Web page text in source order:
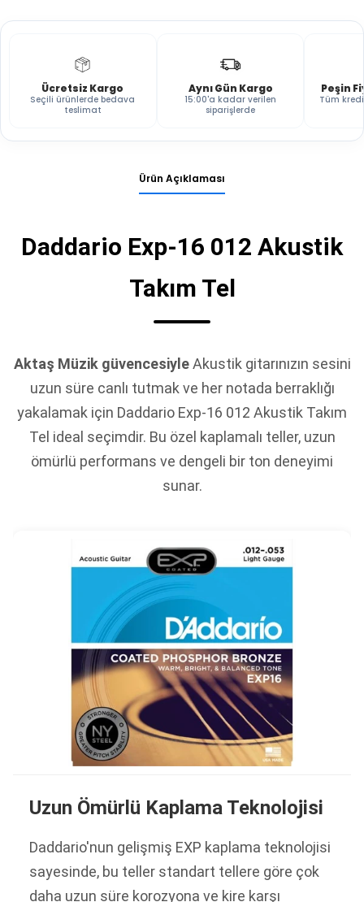
Ücretsiz Kargo
Seçili ürünlerde bedava
teslimat
Aynı Gün Kargo
15:00'a kadar verilen
siparişlerde
Peşin
Tüm
Ürün Açıklaması
Daddario Exp-16 012 Akustik
Takım Tel
Aktaş Müzik güvencesiyleAkustik gitarınızın sesini
uzun süre canlı tutmak ve her notada berraklığı
yakalamak için Daddario Exp-16 012 Akustik Takım
Tel ideal seçimdir. Bu özel kaplamalı teller, uzun
ömürlü performans ve dengeli bir ton deneyimi
sunar.
Uzun Ömürlü Kaplama Teknolojisi
Daddario'nun gelişmiş EXP kaplama teknolojisi
sayesinde, bu teller standart tellere göre çok
daha uzun süre korozyona ve kire karşı